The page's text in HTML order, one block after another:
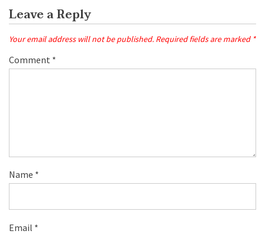
Leave a Reply
Your email address will not be published. Required fields are marked *
Comment *
Name *
Email *